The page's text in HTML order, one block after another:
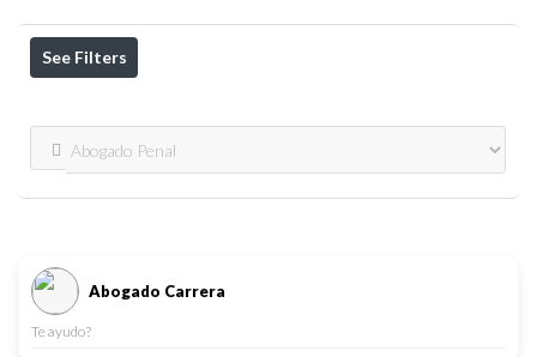
See Filters
Abogado Carrera
Te ayudo?